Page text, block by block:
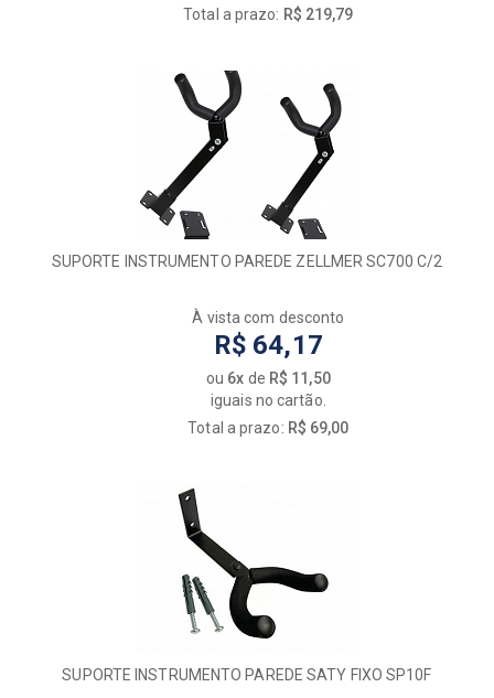
Total a prazo: R$ 219,79
SUPORTE INSTRUMENTO PAREDE ZELLMER SC700 C/2
À vista com desconto
R$ 64,17
ou 6x de R$ 11,50
iguais no cartão.
Total a prazo: R$ 69,00
SUPORTE INSTRUMENTO PAREDE SATY FIXO SP10F